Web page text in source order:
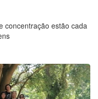
concentração estão cada